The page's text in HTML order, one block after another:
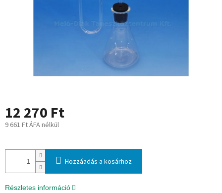
12 270 Ft
9 661 Ft ÁFA nélkül
Hozzáadás a kosárhoz
Részletes információ